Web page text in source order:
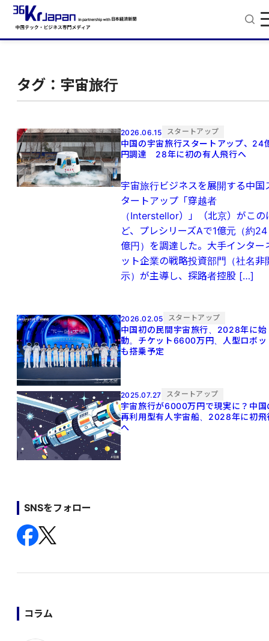
タグ：宇宙旅行
2026.06.15 スタートアップ
中国の宇宙旅行スタートアップ、24
円調達 28年に初の有人飛行へ
宇宙旅行ビジネスを展開する中国
タートアップ「穿越者
（Interstellor）」（北京）がこの
ど、プレシリーズAで1億元（約24
億円）を調達した。大手インター
ット企業の戦略投資部門（社名非
示）が主導し、探路者控股 […]
2026.02.05 スタートアップ
中国初の民間宇宙旅行、2028年に始
動。チケット6600万円、人型ロボッ
も搭乗予定
2025.07.27 スタートアップ
宇宙旅行が6000万円で現実に？中国
再利用型有人宇宙船、2028年に初飛
へ
SNSをフォロー
コラム